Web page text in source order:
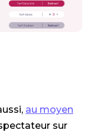
au moyen
sur